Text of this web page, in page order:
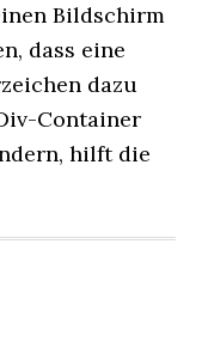
Bildschirm
dass eine
dazu
Container
hilft die